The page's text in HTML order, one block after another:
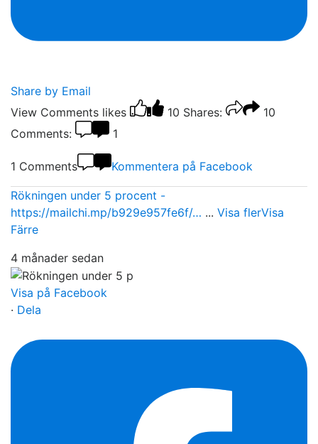
Share by Email
View Comments likes 10 Shares:
10
Comments:
1
1 Comments Kommentera på Facebook
Rökningen under 5 procent -
https://mailchi.mp/b929e957fe6f/… ... Visa flerVisa
Färre
4 månader sedan
Visa på Facebook
· Dela